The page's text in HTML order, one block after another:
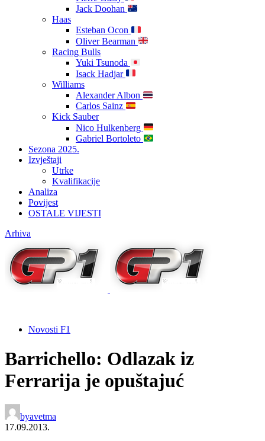
Jack Doohan
Haas
Esteban Ocon
Oliver Bearman
Racing Bulls
Yuki Tsunoda
Isack Hadjar
Williams
Alexander Albon
Carlos Sainz
Kick Sauber
Nico Hulkenberg
Gabriel Bortoleto
Sezona 2025.
Izvještaji
Utrke
Kvalifikacije
Analiza
Povijest
OSTALE VIJESTI
Arhiva
Novosti F1
Barrichello: Odlazak iz
Ferrarija je opuštajuć
byavetma
17.09.2013.